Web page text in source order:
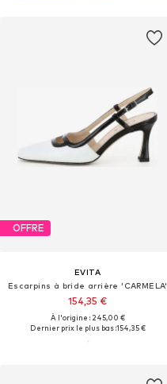
OFFRE
EVITA
Escarpins à bride arrière 'CARMELA'
154,35 €
À l'origine : 245,00 €
Dernier prix le plus bas :154,35 €